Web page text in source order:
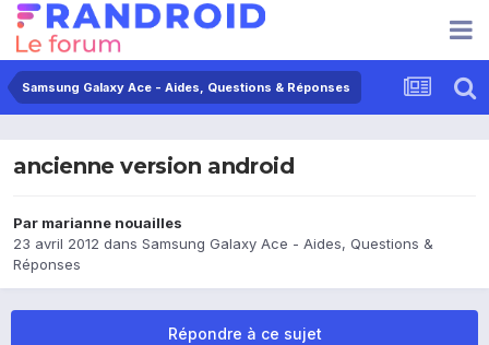
Samsung Galaxy Ace - Aides, Questions & Réponses
ancienne version android
Par marianne nouailles
23 avril 2012 dans Samsung Galaxy Ace - Aides, Questions &
Réponses
Répondre à ce sujet